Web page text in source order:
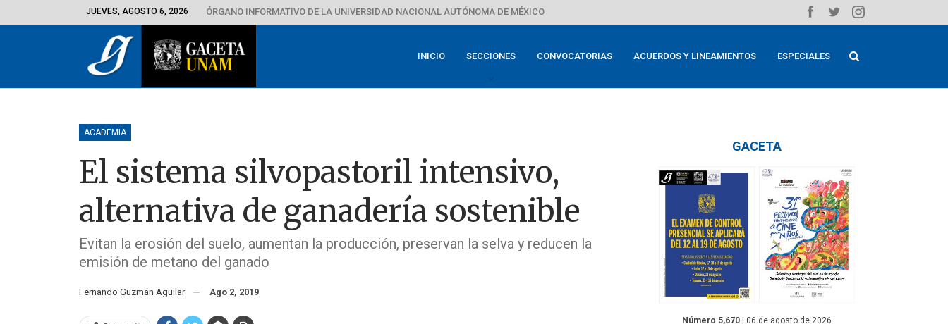
JUEVES, AGOSTO 6, 2026 ÓRGANO INFORMATIVO DE LA UNIVERSIDAD NACIONAL AUTÓNOMA DE MÉXICO
INICIO SECCIONES CONVOCATORIAS ACUERDOS Y LINEAMIENTOS ESPECIALES
ACADEMIA
El sistema silvopastoril intensivo,
alternativa de ganadería sostenible
Evitan la erosión del suelo, aumentan la producción, preservan la selva y reducen la
emisión de metano del ganado
Fernando Guzmán Aguilar Ago 2, 2019
GACETA
Número 5,670 | 06 de agosto de 2026